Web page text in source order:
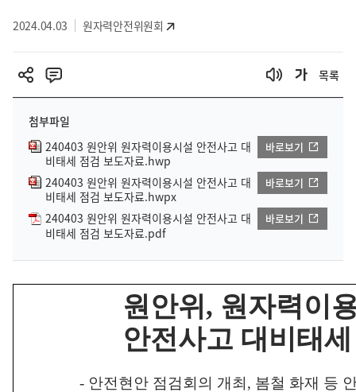
2024.04.03 원자력안전위원회
목록
첨부파일
240403 원안위 원자력이용시설 안전사고 대
비태세 점검 보도자료.hwp
바로보기
240403 원안위 원자력이용시설 안전사고 대
비태세 점검 보도자료.hwpx
바로보기
240403 원안위 원자력이용시설 안전사고 대
비태세 점검 보도자료.pdf
바로보기
원안위 , 원자력이
안전사고 대비태
- 안전현안 점검회의 개최, 봄철 화재 등